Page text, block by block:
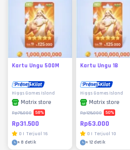
Kartu Ungu 500M
Higgs Games Island
Matrix store
Rp75.000 58%
Rp31.500
0 | Terjual 16
± 8 detik
Kartu Ungu 1B
Higgs Games Island
Matrix store
Rp125.000 50%
Rp63.000
0 | Terjual 10
±12 detik